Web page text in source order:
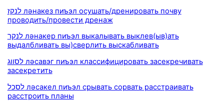
לנקז ләнакез пиъэл осушать/дренировать почву
проводить/провести дренаж
לנקר ләнакер пиъэл выкалывать выклев(ыв)ать
выдалбливать вы)сверлить выскабливать
לסווג ләсавэг пиъэл классифицировать засекречивать
засекретить
לסכל ләсакел пиъэл срывать сорвать расстраивать
расстроить планы